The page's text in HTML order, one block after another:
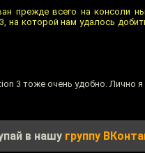
прежде всего на консоли
на которой нам удалось
3 тоже очень удобно. Лично
в нашу группу